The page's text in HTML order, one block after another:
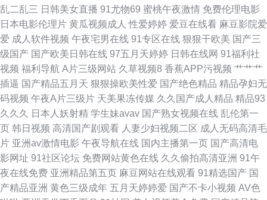
少妇影院一区 肏屄视频在哪观看 天美mv天美 五月天av 精品国产福利 尤物
无码免费观看 91社区男人的天堂 九七人妻免费视频 亚洲久悠悠 成人亚洲日
韩欧美 麻豆网站51 91秘成人秘密入口导航 青青草极品 狼友综合网 蜜桃伊人
久久 97人妻资源总 97在线久久 91福利社试看三分钟 成人国产精品 91高跟
白丝入口 91啪国产视频 少妇91n 久操久热 avav九九 日韩一区精品 国产精品
乱二乱三 日韩美女直播 91尤物69 蜜桃午夜激情 免费伦理电影
日本电影伦理片 黄瓜视频成人 性爱婷婷 爱豆在线看 麻豆影院爱
爱 成人软件视频 午夜宅男在线 91专区在线 狠狠干欧美 国产三
级国产 国产欧美日韩在线 97五月天婷婷 日韩在线网 91福利社
视频 福利导航 A片三级网站 久草视频8 香蕉APP污视频 艹艹艹
插逼 国产精品五月天 狠狠操欧美性爱 国产绝色精品 精品孕妇无
码视频 午夜A片三级片 天美果冻传媒 久久国产成人精品 精品93
久久久
日本人妖射精 学生妹avav 国产熟女视频在线 乱伦第一
页 韩日视频 高清国产剧观看 人妻少妇视频二区 成人无码高清毛
片 亚洲av激情电影 午夜导航在线 国内主播第一页 国产高清电
影网址 91社区论坛 免费网站黄色在线 久久偷拍高清亚洲 91午
夜在线免费 亚洲精品第五页 麻豆网站在线观看 91精选国产 国
产精品亚洲 黄色三级成年 五月天婷婷爱 国产不卡小视频 AV色